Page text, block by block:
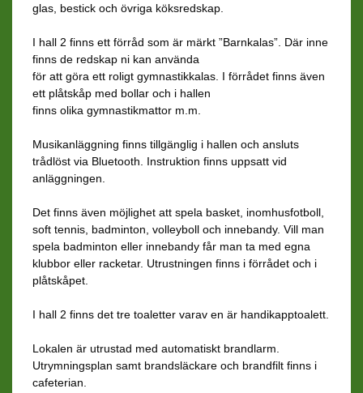
glas, bestick och övriga köksredskap.
I hall 2 finns ett förråd som är märkt ”Barnkalas”. Där inne
finns de redskap ni kan använda
för att göra ett roligt gymnastikkalas. I förrådet finns även
ett plåtskåp med bollar och i hallen
finns olika gymnastikmattor m.m.
Musikanläggning finns tillgänglig i hallen och ansluts
trådlöst via Bluetooth. Instruktion finns uppsatt vid
anläggningen.
Det finns även möjlighet att spela basket, inomhusfotboll,
soft tennis, badminton, volleyboll och innebandy. Vill man
spela badminton eller innebandy får man ta med egna
klubbor eller racketar. Utrustningen finns i förrådet och i
plåtskåpet.
I hall 2 finns det tre toaletter varav en är handikapptoalett.
Lokalen är utrustad med automatiskt brandlarm.
Utrymningsplan samt brandsläckare och brandfilt finns i
cafeterian.